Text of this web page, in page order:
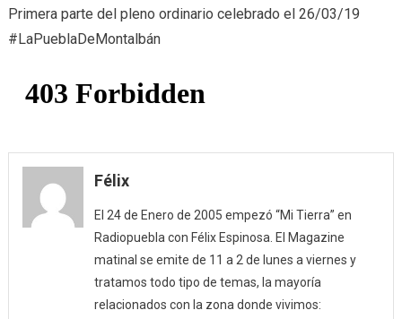
ordinario
Primera parte del pleno ordinario celebrado el 26/03/19
#LaPueblaDeMontalbán
Félix
El 24 de Enero de 2005 empezó “Mi Tierra” en
Radiopuebla con Félix Espinosa. El Magazine
matinal se emite de 11 a 2 de lunes a viernes y
tratamos todo tipo de temas, la mayoría
relacionados con la zona donde vivimos: